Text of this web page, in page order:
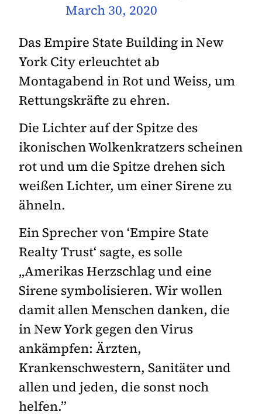
March 30, 2020
Das Empire State Building in New
York City erleuchtet ab
Montagabend in Rot und Weiss, um
Rettungskräfte zu ehren.
Die Lichter auf der Spitze des
ikonischen Wolkenkratzers scheinen
rot und um die Spitze drehen sich
weißen Lichter, um einer Sirene zu
ähneln.
Ein Sprecher von ‘Empire State
Realty Trust‘ sagte, es solle
„Amerikas Herzschlag und eine
Sirene symbolisieren. Wir wollen
damit allen Menschen danken, die
in New York gegen den Virus
ankämpfen: Ärzten,
Krankenschwestern, Sanitäter und
allen und jeden, die sonst noch
helfen.”